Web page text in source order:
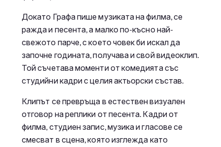
Докато Графа пише музиката на филма, се
ражда и песента, а малко по-късно най-
свежото парче, с което човек би искал да
започне годината, получава и свой видеоклип.
Той съчетава моменти от комедията със
студийни кадри с целия актьорски състав.
Клипът се превръща в естествен визуален
отговор на реплики от песента. Кадри от
филма, студиен запис, музика и гласове се
смесват в сцена, която изглежда като